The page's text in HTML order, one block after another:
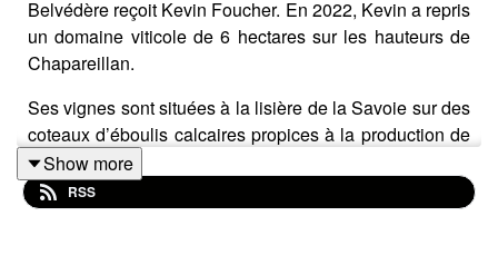
Belvédère reçoit Kevin Foucher. En 2022, Kevin a repris
un domaine viticole de 6 hectares sur les hauteurs de
Chapareillan.
Ses vignes sont situées à la lisière de la Savoie sur des
coteaux d’éboulis calcaires propices à la production de
bons vins. Une partie de sa production est labellisée
IGP Isère Coteaux du Grésivaudan.
Show more
RSS